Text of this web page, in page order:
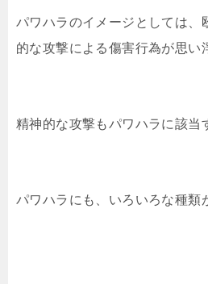
パワハラのイメージとしては、
的な攻撃による傷害行為が思い
精神的な攻撃もパワハラに該当
パワハラにも、いろいろな種類